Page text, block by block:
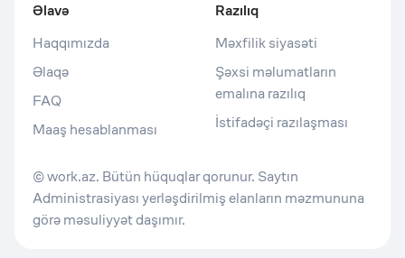
Əlavə
Haqqımızda
Əlaqə
FAQ
Maaş hesablanması
Razılıq
Məxfilik siyasəti
Şəxsi məlumatların
emalına razılıq
İstifadəçi razılaşması
© work.az. Bütün hüquqlar qorunur. Saytın
Administrasiyası yerləşdirilmiş elanların məzmununa
görə məsuliyyət daşımır.